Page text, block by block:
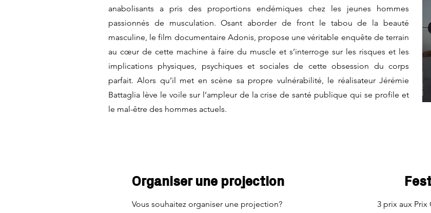
anabolisants a pris des proportions endémiques chez les jeunes hommes
passionnés de musculation. Osant aborder de front le tabou de la beauté
masculine, le film documentaire Adonis, propose une véritable enquête de terrain
au cœur de cette machine à faire du muscle et s’interroge sur les risques et les
implications physiques, psychiques et sociales de cette obsession du corps
parfait. Alors qu’il met en scène sa propre vulnérabilité, le réalisateur Jérémie
Battaglia lève le voile sur l’ampleur de la crise de santé publique qui se profile et
le mal-être des hommes actuels.
Organiser une projection
Vous souhaitez organiser une projection?
3 prix aux Prix